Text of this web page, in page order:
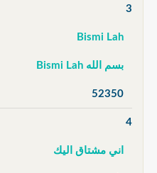
3
Bismi Lah
بسم الله Bismi Lah
52350
4
اني مشتاق اليك